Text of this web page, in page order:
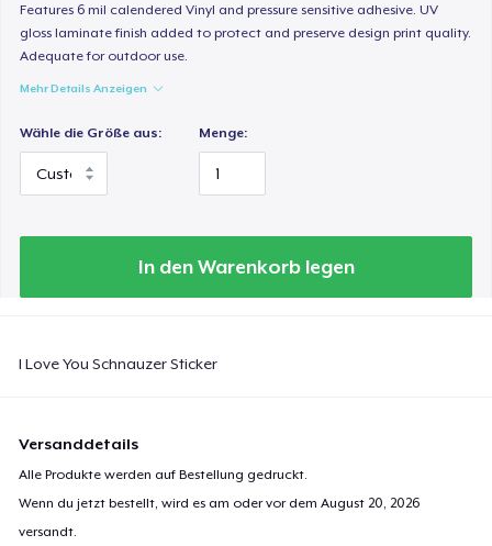
Features 6 mil calendered Vinyl and pressure sensitive adhesive. UV
gloss laminate finish added to protect and preserve design print quality.
Adequate for outdoor use.
Mehr Details Anzeigen
Wähle die Größe aus: Menge:
In den Warenkorb legen
I Love You Schnauzer Sticker
Versanddetails
Alle Produkte werden auf Bestellung gedruckt.
Wenn du jetzt bestellt, wird es am oder vor demAugust 20, 2026
versandt.